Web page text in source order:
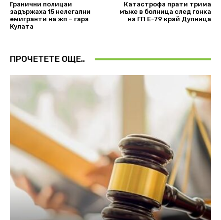
Гранични полицаи
задържаха 15 нелегални
емигранти на жп – гара
Кулата
Катастрофа прати трима
мъже в болница след гонка
на ГП Е-79 край Дупница
ПРОЧЕТЕТЕ ОЩЕ..